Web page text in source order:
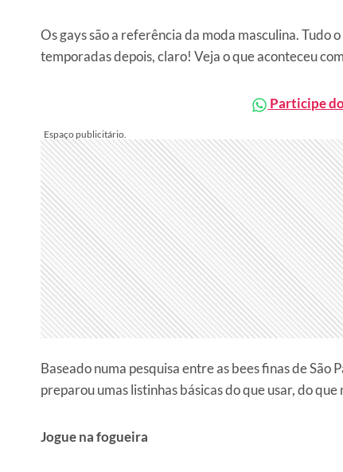
Os gays são a referência da moda masculina. Tudo
temporadas depois, claro! Veja o que aconteceu
Participe
Baseado numa pesquisa entre as bees finas de
preparou umas listinhas básicas do que usar, do
Jogue na fogueira